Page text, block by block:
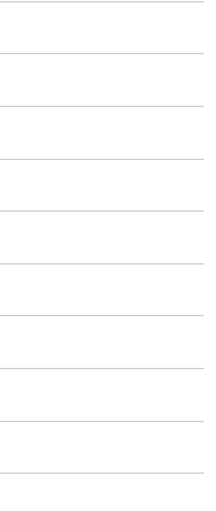
で、お時間のない方、
したら、お申し付けく